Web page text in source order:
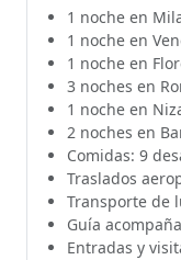
1 noche en
1 noche en
1 noche en
3 noches en
1 noche en
2 noches en
Comidas: 9
Traslados
Transporte de
Guía
Entradas y